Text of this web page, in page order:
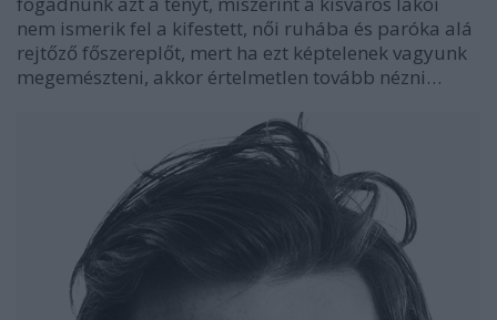
nem ismerik fel a kifestett, női ruhába és paróka alá
rejtőző főszereplőt, mert ha ezt képtelenek vagyunk
megemészteni, akkor értelmetlen tovább nézni…